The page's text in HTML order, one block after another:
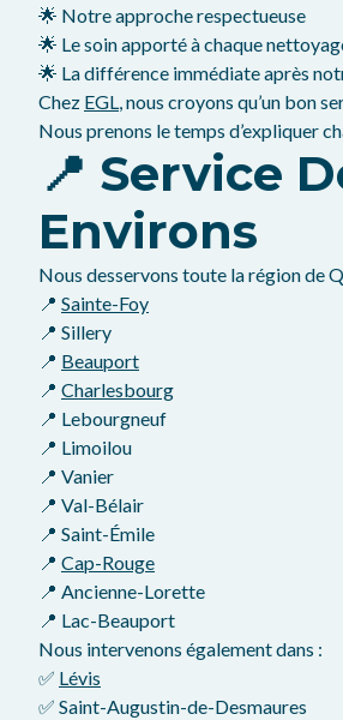
🌟 Notre approche respectueuse
🌟 Le soin apporté à chaque
🌟 La différence immédiate après
Chez EGL, nous croyons qu’un bon
Nous prenons le temps d’expliquer
📍 Service
Environs
Nous desservons toute la région de
📍 Sainte-Foy
📍 Sillery
📍 Beauport
📍 Charlesbourg
📍 Lebourgneuf
📍 Limoilou
📍 Vanier
📍 Val-Bélair
📍 Saint-Émile
📍 Cap-Rouge
📍 Ancienne-Lorette
📍 Lac-Beauport
Nous intervenons également dans :
✅ Lévis
✅ Saint-Augustin-de-Desmaures